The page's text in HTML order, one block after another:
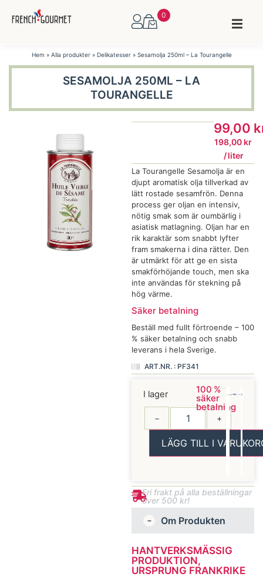
0
Hem » Alla produkter» Delikatesser» Sesamolja 250ml – La Tourangelle
SESAMOLJA 250ML – LA
TOURANGELLE
99,00
198,00 kr
/ liter
La Tourangelle Sesamolja är en
djupt aromatisk olja tillverkad av
lätt rostade sesamfrön. Denna
process ger oljan en intensiv,
nötig smak som är oumbärlig i
asiatisk matlagning. Oljan har en
rik karaktär som snabbt lyfter
fram smakerna i dina rätter. Den
är utmärkt för att ge en sista
smakförhöjande touch, men ska
inte användas för stekning på
hög värme.
Säker betalning
Beställ med fullt förtroende – 100
% säker betalning och snabb
leverans i hela Sverige.
ART.NR. : PF341
I lager
− +
LÄGG TILL I
100 %
säker
betalning
Fri frakt på alla beställningar
över 500 kr!
Om Produkten
HANTVERKSMÄSSIG
PRODUKTION,
URSPRUNG FRANKRIKE